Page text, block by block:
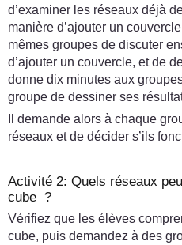
d’examiner les réseaux déjà
manière d’ajouter un
mêmes groupes de discuter
d’ajouter un couvercle, et de
donne dix minutes aux
groupe de dessiner ses
Il demande alors à chaque
réseaux et de décider s’ils
Activité 2: Quels réseaux
cube ?
Vérifiez que les élèves
cube, puis demandez à des